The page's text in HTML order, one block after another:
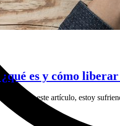
es y cómo
escribir este artículo, estoy